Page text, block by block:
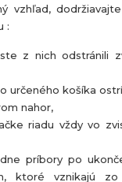
vzhľad,
:
z nich odstránili
určeného košíka
nahor,
riadu vždy vo
príbory po
ktoré vznikajú